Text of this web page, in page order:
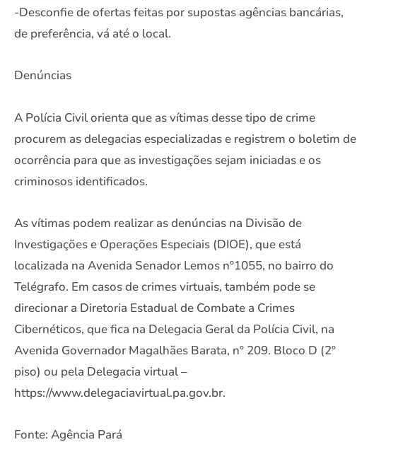
-Desconfie de ofertas feitas por supostas agências bancárias,
de preferência, vá até o local.
Denúncias
A Polícia Civil orienta que as vítimas desse tipo de crime
procurem as delegacias especializadas e registrem o boletim de
ocorrência para que as investigações sejam iniciadas e os
criminosos identificados.
As vítimas podem realizar as denúncias na Divisão de
Investigações e Operações Especiais (DIOE), que está
localizada na Avenida Senador Lemos nº1055, no bairro do
Telégrafo. Em casos de crimes virtuais, também pode se
direcionar a Diretoria Estadual de Combate a Crimes
Cibernéticos, que fica na Delegacia Geral da Polícia Civil, na
Avenida Governador Magalhães Barata, nº 209. Bloco D (2º
piso) ou pela Delegacia virtual –
https://www.delegaciavirtual.pa.gov.br.
Fonte: Agência Pará